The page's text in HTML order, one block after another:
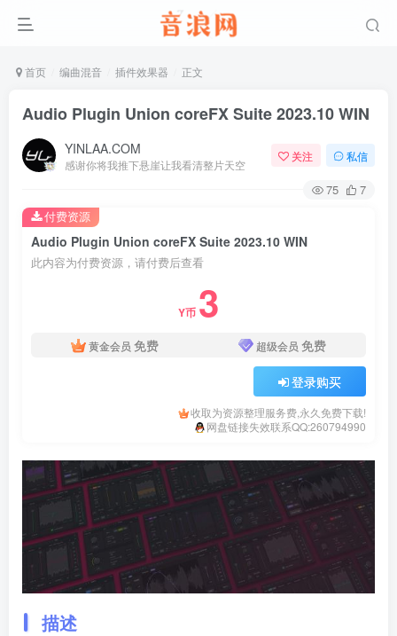
首页 编曲混音 插件效果器 正文
Audio Plugin Union coreFX Suite 2023.10 WIN
YINLAA.COM
感谢你将我推下悬崖让我看清整片天空
关注 私信
75 7
Audio Plugin Union coreFX Suite 2023.10 WIN
此内容为付费资源，请付费后查看
Y币 3
黄金会员 免费 超级会员 免费
登录购买
收取为资源整理服务费,永久免费下载!
网盘链接失效联系QQ:260794990
付费资源
描述